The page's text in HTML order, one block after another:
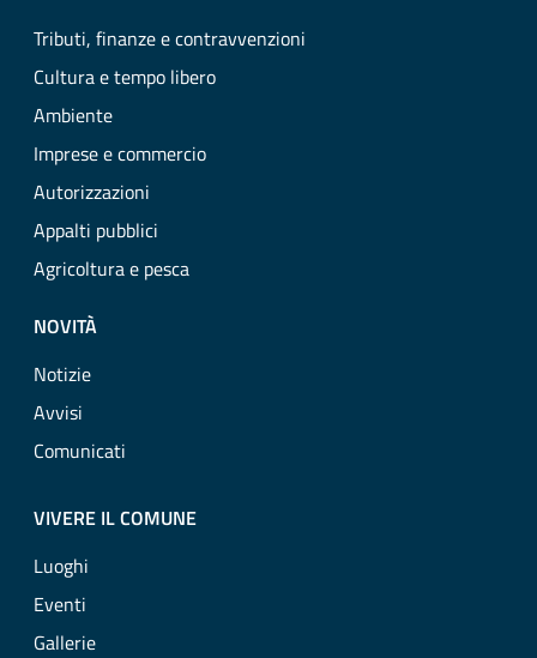
Tributi, finanze e contravvenzioni
Cultura e tempo libero
Ambiente
Imprese e commercio
Autorizzazioni
Appalti pubblici
Agricoltura e pesca
NOVITÀ
Notizie
Avvisi
Comunicati
VIVERE IL COMUNE
Luoghi
Eventi
Gallerie